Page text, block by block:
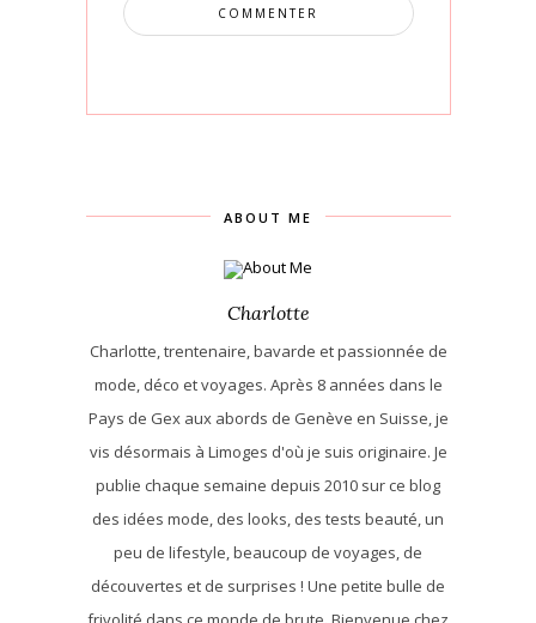
ABOUT ME
Charlotte
Charlotte, trentenaire, bavarde et passionnée de
mode, déco et voyages. Après 8 années dans le
Pays de Gex aux abords de Genève en Suisse, je
vis désormais à Limoges d'où je suis originaire. Je
publie chaque semaine depuis 2010 sur ce blog
des idées mode, des looks, des tests beauté, un
peu de lifestyle, beaucoup de voyages, de
découvertes et de surprises ! Une petite bulle de